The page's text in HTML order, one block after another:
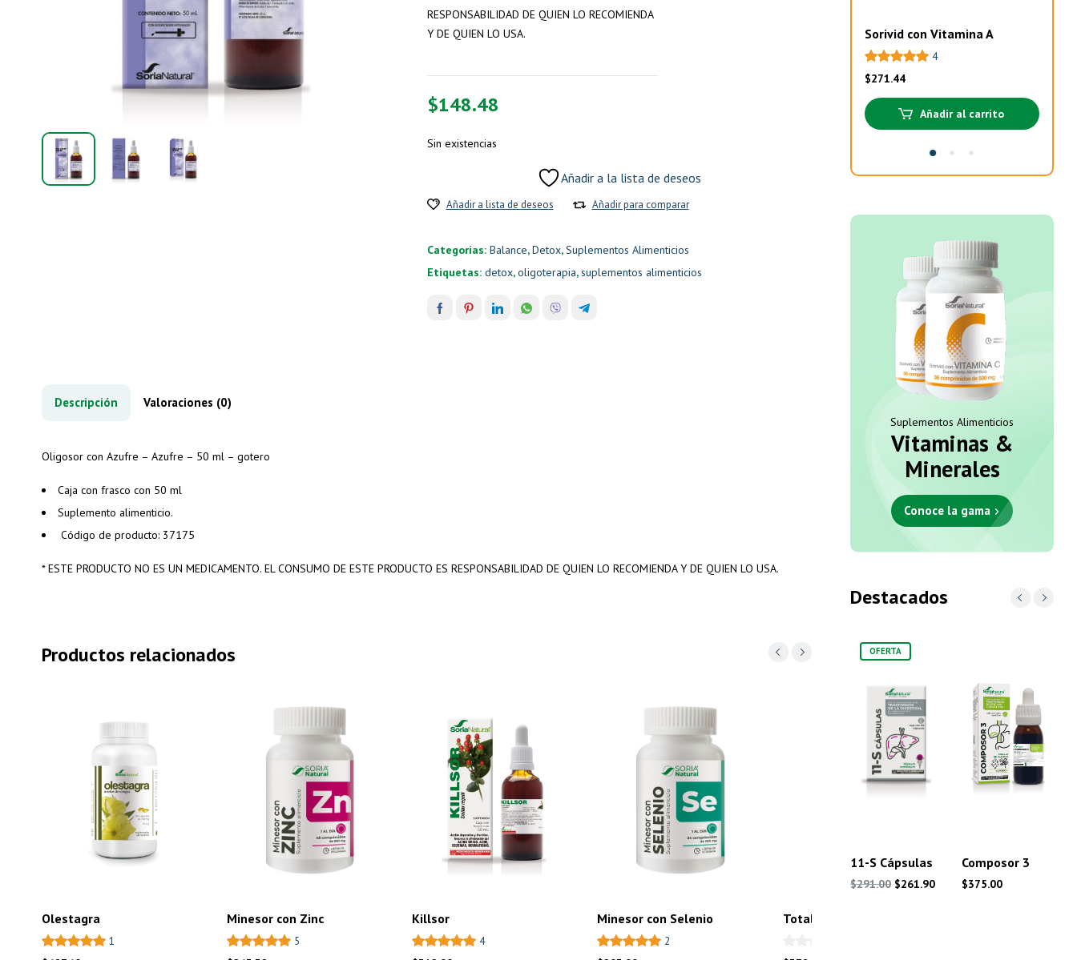
RESPONSABILIDAD DE QUIEN LO RECOMIENDA
Y DE QUIEN LO USA.
$148.48
Sin existencias
Añadir a la lista de deseos
Añadir a lista de deseos Añadir para comparar
Categorías: Balance,Detox,Suplementos Alimenticios
Etiquetas: detox,oligoterapia,suplementos alimenticios
Descripción Valoraciones (0)
Oligosor con Azufre – Azufre – 50 ml – gotero
Caja con frasco con 50 ml
Suplemento alimenticio.
Código de producto: 37175
* ESTE PRODUCTO NO ES UN MEDICAMENTO. EL CONSUMO DE ESTE PRODUCTO ES RESPONSABILIDAD DE QUIEN LO RECOMIENDA Y DE QUIEN LO USA.
Productos relacionados
Olestagra
1
Minesor con Zinc
5
Killsor
4
Minesor con Selenio
2
Totalvid 09
Sorivid con Vitamina A
4
$271.44
Añadir al carrito
Suplementos Alimenticios
Vitaminas &
Minerales
Conoce la gama
Destacados
OFERTA
11-S Cápsulas
$291.00 El
$261.90El
Composor 3
$375.00